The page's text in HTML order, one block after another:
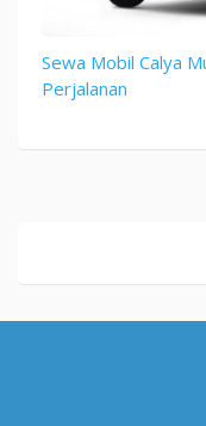
Sewa Mobil Calya
Perjalanan